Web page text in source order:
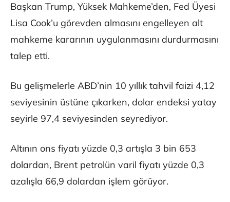
Başkan Trump, Yüksek Mahkeme’den, Fed Üyesi
Lisa Cook’u görevden almasını engelleyen alt
mahkeme kararının uygulanmasını durdurmasını
talep etti.
Bu gelişmelerle ABD’nin 10 yıllık tahvil faizi 4,12
seviyesinin üstüne çıkarken, dolar endeksi yatay
seyirle 97,4 seviyesinden seyrediyor.
Altının ons fiyatı yüzde 0,3 artışla 3 bin 653
dolardan, Brent petrolün varil fiyatı yüzde 0,3
azalışla 66,9 dolardan işlem görüyor.